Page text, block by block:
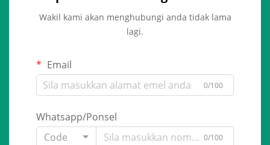
Wakil kami akan menghubungi anda tidak lama
lagi.
Email
0/100
Whatsapp/Ponsel
Code
0/100